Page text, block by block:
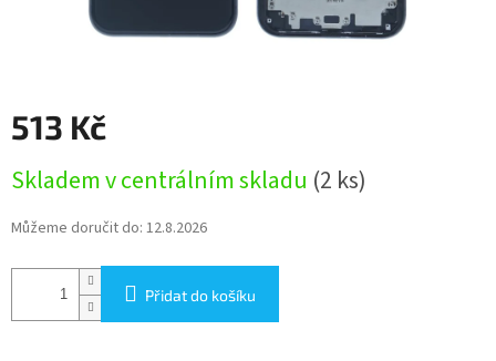
513 Kč
cena:
Skladem v centrálním skladu (2 ks)
Můžeme doručit do: 12.8.2026
Přidat do košíku